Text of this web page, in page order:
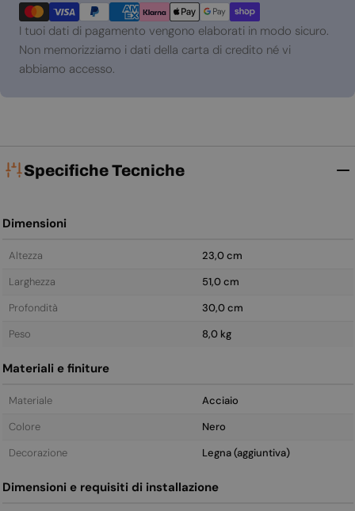
di
pagamento
I tuoi dati di pagamento vengono elaborati in modo sicuro.
Non memorizziamo i dati della carta di credito né vi
abbiamo accesso.
Specifiche Tecniche
Dimensioni
Altezza
23,0 cm
Larghezza
51,0 cm
Profondità
30,0 cm
Peso
8,0 kg
Materiali e finiture
Materiale
Acciaio
Colore
Nero
Decorazione
Legna (aggiuntiva)
Dimensioni e requisiti di installazione